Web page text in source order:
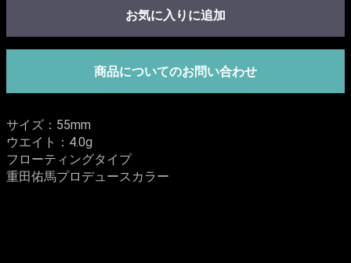
お気に入りに追加
商品についてのお問い合わせ
サイズ：55mm
ウエイト：4.0g
フローティングタイプ
重田佑馬プロデュースカラー